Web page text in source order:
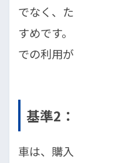
でなく、たまに遠出
すめです。また、ミ
での利用が多い方に
基準2：維持費で
車は、購入時の価格